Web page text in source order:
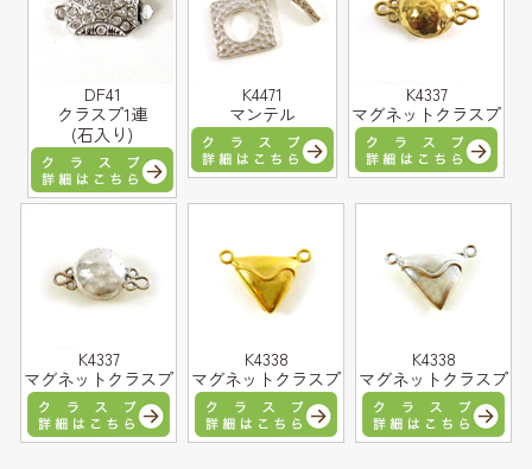
DF41
クラスプ1連
(石入り)
K4471
マンテル
K4337
マグネットクラスプ
K4337
マグネットクラスプ
K4338
マグネットクラスプ
K4338
マグネットクラスプ